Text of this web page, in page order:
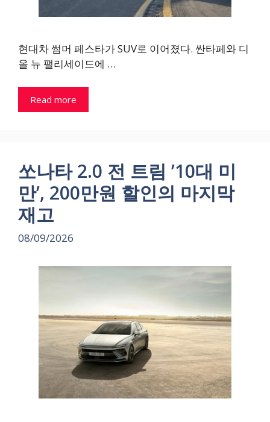
현대차 썸머 페스타가 SUV로 이어졌다. 싼타페와 디
올 뉴 팰리세이드에 …
Read more
쏘나타 2.0 전 트림 ’10대 미
만’, 200만원 할인의 마지막
재고
08/09/2026